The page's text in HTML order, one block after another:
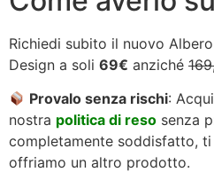
Richiedi subito il nuovo
Design a soli 69€ anziché
Provalo senza rischi:
nostra politica di reso senza
completamente soddisfatto,
offriamo un altro prodotto.